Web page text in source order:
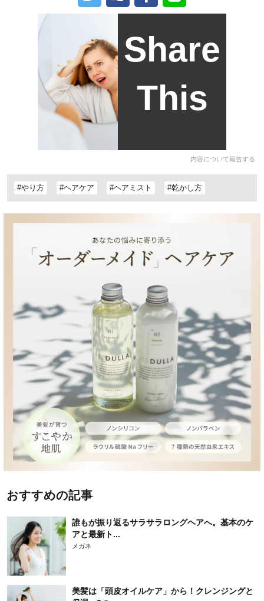
Share
This
内容について報告する
#やり方 #ヘアケア #ヘアミスト #乾かし方
おすすめの記事
誰もが振り返るサラサラロングヘアへ。基本のケ
アと最新ト...
メガネ
美髪は「頭皮オイルケア」から！クレンジングと